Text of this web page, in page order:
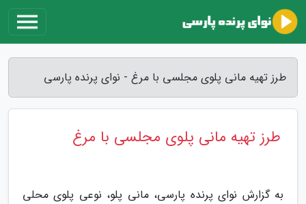
طرز تهیه مانی پلوی مجلسی با مرغ - نوای پرنده پارسی
طرز تهیه مانی پلوی مجلسی با مرغ
به گزارش نوای پرنده پارسی، مانی پلو، نوعی پلوی محلی